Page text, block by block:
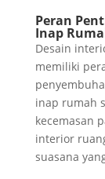
Peran
Inap
Desain
memiliki
inap rumah
kecemasan
interior
suasana